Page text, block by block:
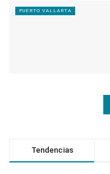
PUERTO VALLARTA
Tendencias